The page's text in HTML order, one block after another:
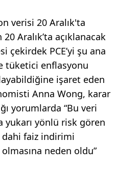
verisi 20 Aralık'ta
Aralık’ta açıklanacak
çekirdek PCE’yi şu ana
tüketici enflasyonu
işaret eden
Anna Wong, karar
yorumlarda “Bu veri
yönlü risk gören
dahi faiz indirimi
neden oldu”